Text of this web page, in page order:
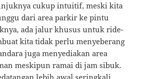
cukup intuitif, meski kita
dari area parkir ke pintu
ada jalur khusus untuk ride-
kita tidak perlu menyeberang
juga menyediakan area
meskipun ramai di jam sibuk.